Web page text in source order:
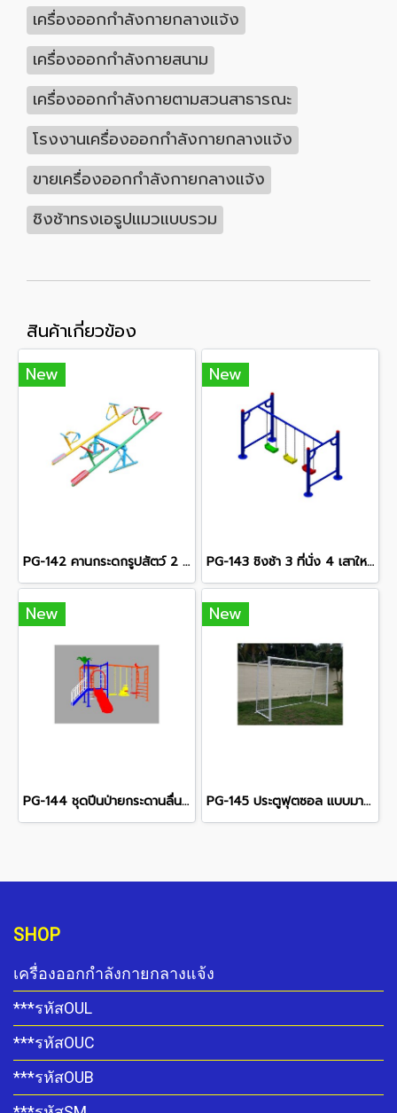
เครื่องออกกำลังกายกลางแจ้ง
เครื่องออกกำลังกายสนาม
เครื่องออกกำลังกายตามสวนสาธารณะ
โรงงานเครื่องออกกำลังกายกลางแจ้ง
ขายเครื่องออกกำลังกายกลางแจ้ง
ชิงช้าทรงเอรูปแมวแบบรวม
สินค้าเกี่ยวข้อง
New
PG-142 คานกระดกรูปสัตว์ 2 คาน
New
PG-143 ชิงช้า 3 ที่นั่ง 4 เสาใหญ่
New
PG-144 ชุดปีนป่ายกระดานลื่น+ชิงช้า 3 ที่นั่ง
New
PG-145 ประตูฟุตซอล แบบมาตรฐาน พร้อมตาข่าย
SHOP
เครื่องออกกำลังกายกลางแจ้ง
***รหัสOUL
***รหัสOUC
***รหัสOUB